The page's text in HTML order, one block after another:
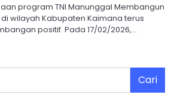
program TNI Manunggal Membangun
di wilayah Kabupaten Kaimana terus
positif. Pada 17/02/2026,…
Cari